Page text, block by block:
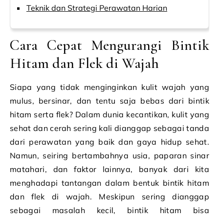
Teknik dan Strategi Perawatan Harian
Cara Cepat Mengurangi Bintik
Hitam dan Flek di Wajah
Siapa yang tidak menginginkan kulit wajah yang
mulus, bersinar, dan tentu saja bebas dari bintik
hitam serta flek? Dalam dunia kecantikan, kulit yang
sehat dan cerah sering kali dianggap sebagai tanda
dari perawatan yang baik dan gaya hidup sehat.
Namun, seiring bertambahnya usia, paparan sinar
matahari, dan faktor lainnya, banyak dari kita
menghadapi tantangan dalam bentuk bintik hitam
dan flek di wajah. Meskipun sering dianggap
sebagai masalah kecil, bintik hitam bisa